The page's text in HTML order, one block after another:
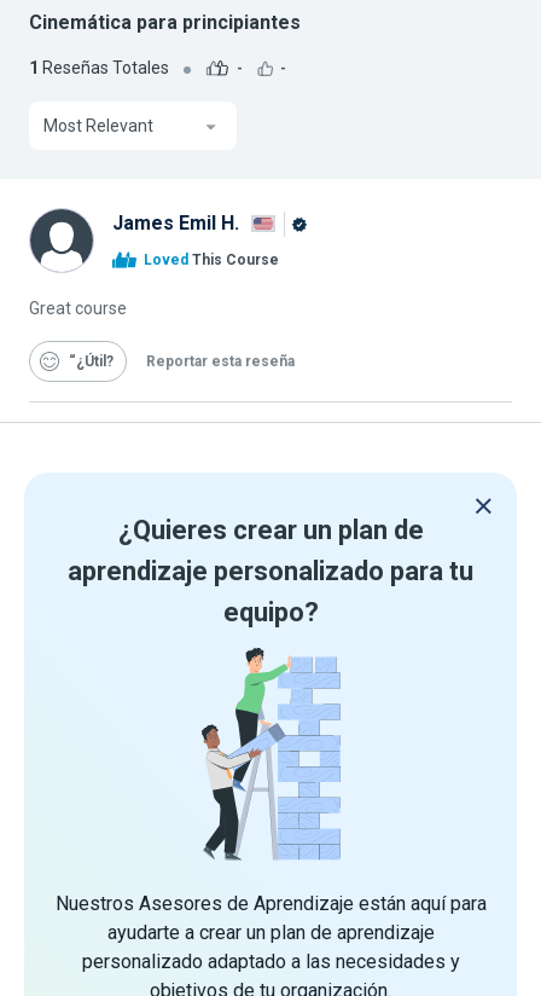
Cinemática para principiantes
1 Reseñas Totales - -
Most Relevant
James Emil H.
Loved This Course
Great course
“¿Útil Reportar esta reseña
¿Quieres crear un plan de
aprendizaje personalizado para tu
equipo?
Nuestros Asesores de Aprendizaje están aquí para
ayudarte a crear un plan de aprendizaje
personalizado adaptado a las necesidades y
objetivos de tu organización.